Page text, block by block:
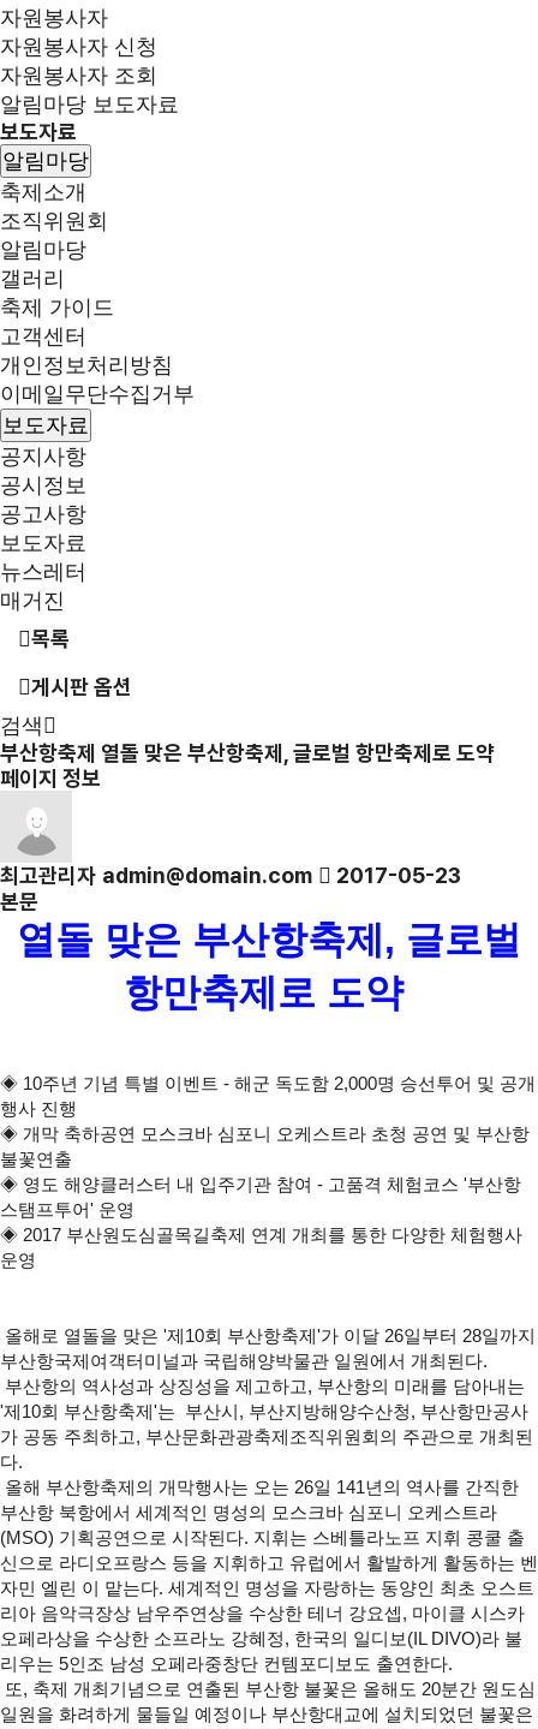
자원봉사자
자원봉사자 신청
자원봉사자 조회
알림마당 보도자료
보도자료
알림마당
축제소개
조직위원회
알림마당
갤러리
축제 가이드
고객센터
개인정보처리방침
이메일무단수집거부
보도자료
공지사항
공시정보
공고사항
보도자료
뉴스레터
매거진
목록
게시판 옵션
검색
부산항축제 열돌 맞은 부산항축제, 글로벌 항만축제로 도약
페이지 정보
최고관리자 admin@domain.com
2017-05-23
본문
열돌 맞은 부산항축제, 글로벌
항만축제로 도약
◈ 10주년 기념 특별 이벤트 - 해군 독도함 2,000명 승선투어 및 공개
행사 진행
◈ 개막 축하공연 모스크바 심포니 오케스트라 초청 공연 및 부산항
불꽃연출
◈ 영도 해양클러스터 내 입주기관 참여 - 고품격 체험코스 '부산항
스탬프투어' 운영
◈ 2017 부산원도심골목길축제 연계 개최를 통한 다양한 체험행사
운영
올해로 열돌을 맞은 '제10회 부산항축제'가 이달 26일부터 28일까지
부산항국제여객터미널과 국립해양박물관 일원에서 개최된다.
부산항의 역사성과 상징성을 제고하고, 부산항의 미래를 담아내는
'제10회 부산항축제'는 부산시, 부산지방해양수산청, 부산항만공사
가 공동 주최하고, 부산문화관광축제조직위원회의 주관으로 개최된
다.
올해 부산항축제의 개막행사는 오는 26일 141년의 역사를 간직한
부산항 북항에서 세계적인 명성의 모스크바 심포니 오케스트라
(MSO) 기획공연으로 시작된다. 지휘는 스베틀라노프 지휘 콩쿨 출
신으로 라디오프랑스 등을 지휘하고 유럽에서 활발하게 활동하는 벤
자민 엘린 이 맡는다. 세계적인 명성을 자랑하는 동양인 최초 오스트
리아 음악극장상 남우주연상을 수상한 테너 강요셉, 마이클 시스카
오페라상을 수상한 소프라노 강혜정, 한국의 일디보(IL DIVO)라 불
리우는 5인조 남성 오페라중창단 컨템포디보도 출연한다.
또, 축제 개최기념으로 연출된 부산항 불꽃은 올해도 20분간 원도심
일원을 화려하게 물들일 예정이나 부산항대교에 설치되었던 불꽃은